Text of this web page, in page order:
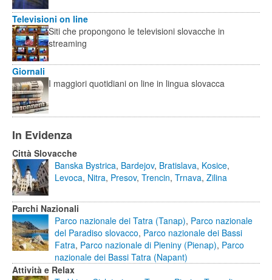
Televisioni on line
Siti che propongono le televisioni slovacche in
streaming
Giornali
I maggiori quotidiani on line in lingua slovacca
In Evidenza
Città Slovacche
Banska Bystrica, Bardejov, Bratislava, Kosice,
Levoca, Nitra, Presov, Trencin, Trnava, Zilina
Parchi Nazionali
Parco nazionale dei Tatra (Tanap), Parco nazionale
del Paradiso slovacco, Parco nazionale dei Bassi
Fatra, Parco nazionale di Pieniny (Pienap), Parco
nazionale dei Bassi Tatra (Napant)
Attività e Relax